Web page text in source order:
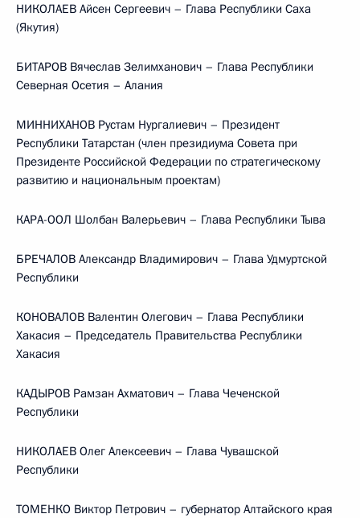
НИКОЛАЕВ Айсен Сергеевич – Глава Республики Саха
(Якутия)
БИТАРОВ Вячеслав Зелимханович – Глава Республики
Северная Осетия – Алания
МИННИХАНОВ Рустам Нургалиевич – Президент
Республики Татарстан (член президиума Совета при
Президенте Российской Федерации по стратегическому
развитию и национальным проектам)
КАРА-ООЛ Шолбан Валерьевич – Глава Республики Тыва
БРЕЧАЛОВ Александр Владимирович – Глава Удмуртской
Республики
КОНОВАЛОВ Валентин Олегович – Глава Республики
Хакасия – Председатель Правительства Республики
Хакасия
КАДЫРОВ Рамзан Ахматович – Глава Чеченской
Республики
НИКОЛАЕВ Олег Алексеевич – Глава Чувашской
Республики
ТОМЕНКО Виктор Петрович – губернатор Алтайского края